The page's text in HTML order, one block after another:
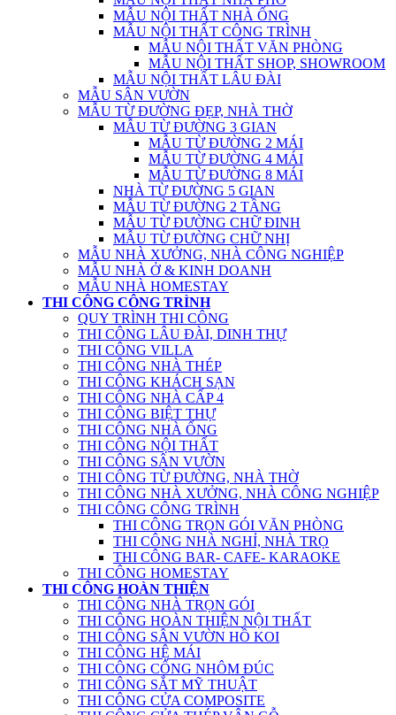
MẪU NỘI THẤT NHÀ ỐNG
MẪU NỘI THẤT CÔNG TRÌNH
MẪU NỘI THẤT VĂN PHÒNG
MẪU NỘI THẤT SHOP, SHOWROOM
MẪU NỘI THẤT LÂU ĐÀI
MẪU SÂN VƯỜN
MẪU TỪ ĐƯỜNG ĐẸP, NHÀ THỜ
MẪU TỪ ĐƯỜNG 3 GIAN
MẪU TỪ ĐƯỜNG 2 MÁI
MẪU TỪ ĐƯỜNG 4 MÁI
MẪU TỪ ĐƯỜNG 8 MÁI
NHÀ TỪ ĐƯỜNG 5 GIAN
MẪU TỪ ĐƯỜNG 2 TẦNG
MẪU TỪ ĐƯỜNG CHỮ ĐINH
MẪU TỪ ĐƯỜNG CHỮ NHỊ
MẪU NHÀ XƯỞNG, NHÀ CÔNG NGHIỆP
MẪU NHÀ Ở & KINH DOANH
MẪU NHÀ HOMESTAY
THI CÔNG CÔNG TRÌNH
QUY TRÌNH THI CÔNG
THI CÔNG LÂU ĐÀI, DINH THỰ
THI CÔNG VILLA
THI CÔNG NHÀ THÉP
THI CÔNG KHÁCH SẠN
THI CÔNG NHÀ CẤP 4
THI CÔNG BIỆT THỰ
THI CÔNG NHÀ ỐNG
THI CÔNG NỘI THẤT
THI CÔNG SÂN VƯỜN
THI CÔNG TỪ ĐƯỜNG, NHÀ THỜ
THI CÔNG NHÀ XƯỞNG, NHÀ CÔNG NGHIỆP
THI CÔNG CÔNG TRÌNH
THI CÔNG TRỌN GÓI VĂN PHÒNG
THI CÔNG NHÀ NGHỈ, NHÀ TRỌ
THI CÔNG BAR- CAFE- KARAOKE
THI CÔNG HOMESTAY
THI CÔNG HOÀN THIỆN
THI CÔNG NHÀ TRỌN GÓI
THI CÔNG HOÀN THIỆN NỘI THẤT
THI CÔNG SÂN VƯỜN HỒ KOI
THI CÔNG HỆ MÁI
THI CÔNG CỔNG NHÔM ĐÚC
THI CÔNG SẮT MỸ THUẬT
THI CÔNG CỬA COMPOSITE